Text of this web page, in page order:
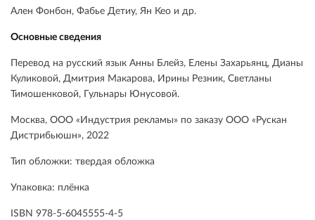
Ален Фонбон, Фабье Детиу, Ян Кео и др.
Основные сведения
Перевод на русский язык Анны Блейз, Елены Захарьянц, Дианы
Куликовой, Дмитрия Макарова, Ирины Резник, Светланы
Тимошенковой, Гульнары Юнусовой.
Москва, ООО «Индустрия рекламы» по заказу ООО «Рускан
Дистрибьюшн», 2022
Тип обложки: твердая обложка
Упаковка: плёнка
ISBN 978-5-6045555-4-5